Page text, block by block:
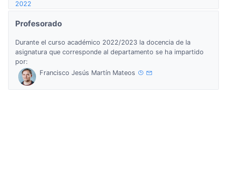
2022
Profesorado
Durante el curso académico 2022/2023 la docencia de la
asignatura que corresponde al departamento se ha impartido
por:
Francisco Jesús Martín Mateos